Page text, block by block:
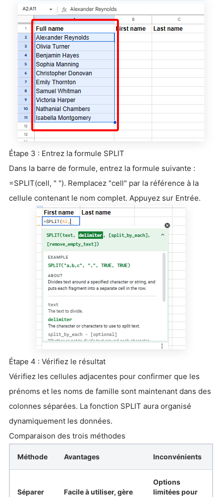
Étape 3 : Entrez la formule SPLIT
Dans la barre de formule, entrez la formule suivante :
=SPLIT(cell, " "). Remplacez "cell" par la référence à la
cellule contenant le nom complet. Appuyez sur Entrée.
Étape 4 : Vérifiez le résultat
Vérifiez les cellules adjacentes pour confirmer que les
prénoms et les noms de famille sont maintenant dans des
colonnes séparées. La fonction SPLIT aura organisé
dynamiquement les données.
Comparaison des trois méthodes
Méthode Avantages Inconvénients
Séparer
Facile à utiliser, gère
Options
limitées pour